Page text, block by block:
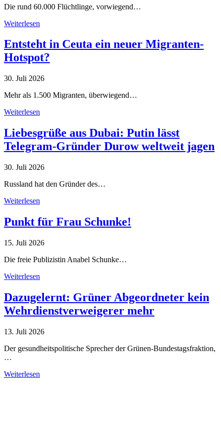
Die rund 60.000 Flüchtlinge, vorwiegend…
Weiterlesen
Entsteht in Ceuta ein neuer Migranten-
Hotspot?
30. Juli 2026
Mehr als 1.500 Migranten, überwiegend…
Weiterlesen
Liebesgrüße aus Dubai: Putin lässt
Telegram-Gründer Durow weltweit jagen
30. Juli 2026
Russland hat den Gründer des…
Weiterlesen
Punkt für Frau Schunke!
15. Juli 2026
Die freie Publizistin Anabel Schunke…
Weiterlesen
Dazugelernt: Grüner Abgeordneter kein
Wehrdienstverweigerer mehr
13. Juli 2026
Der gesundheitspolitische Sprecher der Grünen-Bundestagsfraktion,
…
Weiterlesen